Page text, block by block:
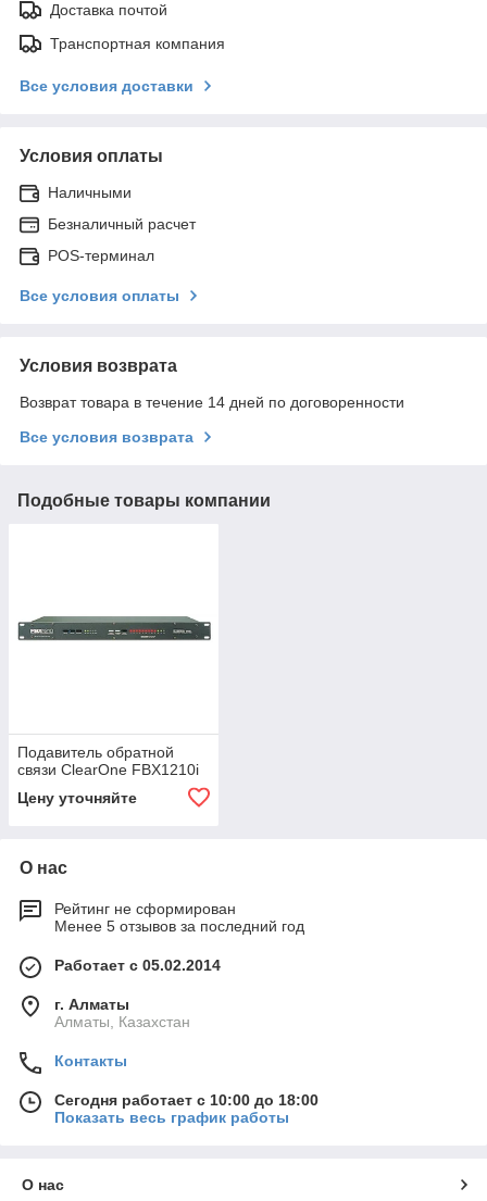
Доставка почтой
Транспортная компания
Все условия доставки
Условия оплаты
Наличными
Безналичный расчет
POS-терминал
Все условия оплаты
Условия возврата
Возврат товара в течение 14 дней по договоренности
Все условия возврата
Подобные товары компании
Подавитель обратной
связи ClearOne FBX1210i
Цену уточняйте
О нас
Рейтинг не сформирован
Менее 5 отзывов за последний год
Работает с 05.02.2014
г. Алматы
Алматы, Казахстан
Контакты
Сегодня работает с 10:00 до 18:00
Показать весь график работы
О нас